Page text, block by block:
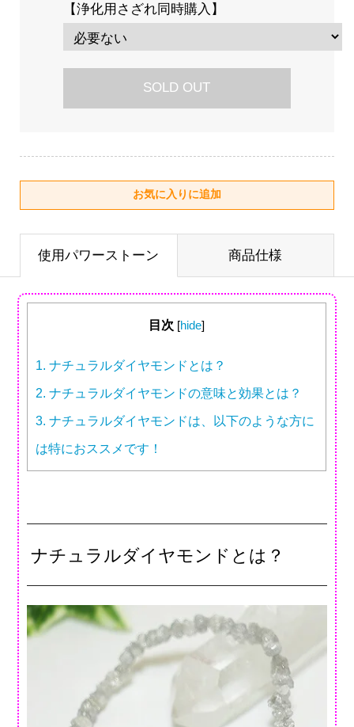
【浄化用さざれ同時購入】
SOLD OUT
使用パワーストーン 商品仕様
目次 [hide]
1. ナチュラルダイヤモンドとは？
2. ナチュラルダイヤモンドの意味と効果とは？
3. ナチュラルダイヤモンドは、以下のような方に
は特におススメです！
ナチュラルダイヤモンドとは？